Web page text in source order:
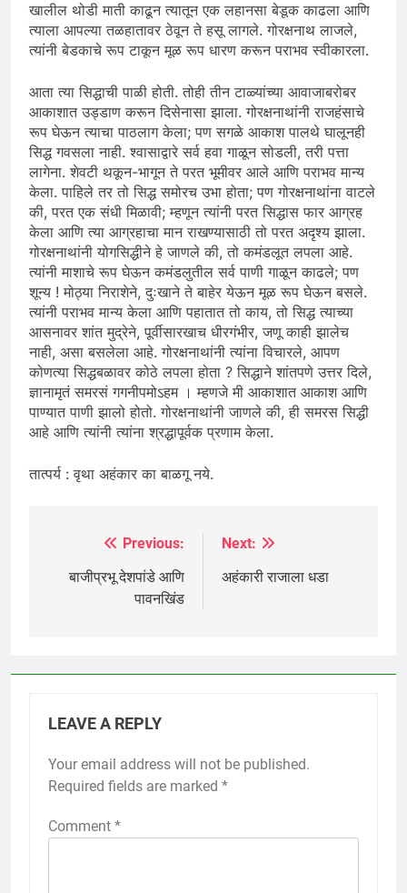
खालील थोडी माती काढून त्यातून एक लहानसा बेडूक काढला आणि
त्याला आपल्या तळहातावर ठेवून ते हसू लागले. गोरक्षनाथ लाजले,
त्यांनी बेडकाचे रूप टाकून मूळ रूप धारण करून पराभव स्वीकारला.
आता त्या सिद्धाची पाळी होती. तोही तीन टाळ्यांच्या आवाजाबरोबर
आकाशात उड्डाण करून दिसेनासा झाला. गोरक्षनाथांनी राजहंसाचे
रूप घेऊन त्याचा पाठलाग केला; पण सगळे आकाश पालथे घालूनही
सिद्ध गवसला नाही. श्‍वासाद्वारे सर्व हवा गाळून सोडली, तरी पत्ता
लागेना. शेवटी थकून-भागून ते परत भूमीवर आले आणि पराभव मान्य
केला. पाहिले तर तो सिद्ध समोरच उभा होता; पण गोरक्षनाथांना वाटले
की, परत एक संधी मिळावी; म्हणून त्यांनी परत सिद्धास फार आग्रह
केला आणि त्या आग्रहाचा मान राखण्यासाठी तो परत अदृश्य झाला.
गोरक्षनाथांनी योगसिद्धीने हे जाणले की, तो कमंडलूत लपला आहे.
त्यांनी माशाचे रूप घेऊन कमंडलुतील सर्व पाणी गाळून काढले; पण
शून्य ! मोठ्या निराशेने, दुःखाने ते बाहेर येऊन मूळ रूप घेऊन बसले.
त्यांनी पराभव मान्य केला आणि पहातात तो काय, तो सिद्ध त्याच्या
आसनावर शांत मुद्रेने, पूर्वीसारखाच धीरगंभीर, जणू काही झालेच
नाही, असा बसलेला आहे. गोरक्षनाथांनी त्यांना विचारले, आपण
कोणत्या सिद्धबळावर कोठे लपला होता ? सिद्धाने शांतपणे उत्तर दिले,
ज्ञानामृतं समरसं गगनीपमोऽहम । म्हणजे मी आकाशात आकाश आणि
पाण्यात पाणी झालो होतो. गोरक्षनाथांनी जाणले की, ही समरस सिद्धी
आहे आणि त्यांनी त्यांना श्रद्धापूर्वक प्रणाम केला.
तात्पर्य : वृथा अहंकार का बाळगू नये.
navigation
Previous:
बाजीप्रभू देशपांडे आणि
पावनखिंड
Next:
अहंकारी राजाला धडा
LEAVE A REPLY
Your email address will not be published.
Required fields are marked *
Comment *